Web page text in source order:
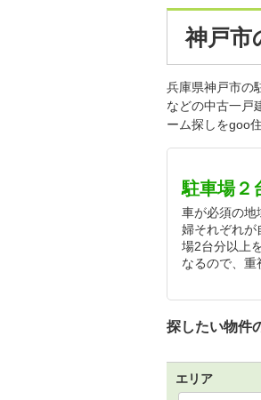
神戸市
兵庫県神戸市の
などの中古一戸
ーム探しをgoo
駐車場２
車が必須の地
婦それぞれが
場2台分以上
なるので、重
探したい物件
エリア